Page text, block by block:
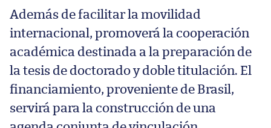
Además de facilitar la movilidad
internacional, promoverá la cooperación
académica destinada a la preparación de
la tesis de doctorado y doble titulación. El
financiamiento, proveniente de Brasil,
servirá para la construcción de una